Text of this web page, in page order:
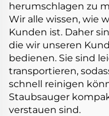
herumschlagen zu
Wir alle wissen, wie
Kunden ist. Daher
die wir unseren
bedienen. Sie sind
transportieren,
schnell reinigen
Staubsauger
verstauen sind.